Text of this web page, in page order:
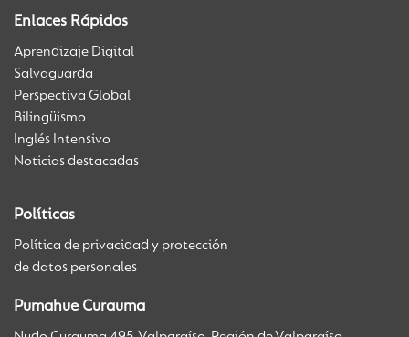
Enlaces Rápidos
Aprendizaje Digital
Salvaguarda
Perspectiva Global
Bilingüismo
Inglés Intensivo
Noticias destacadas
Políticas
Política de privacidad y protección
de datos personales
Pumahue Curauma